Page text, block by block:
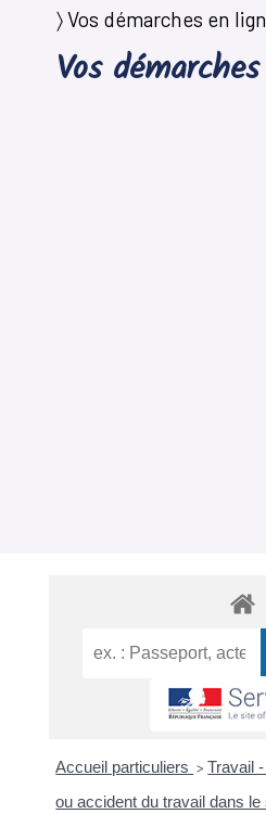
〉Vos démarches en
Vos
Accueil particuliers > Travail
ou accident du travail dans